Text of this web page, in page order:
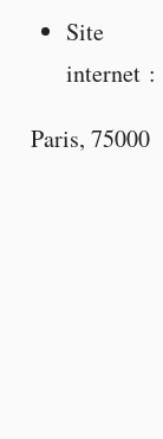
Site
internet :
Paris, 75000